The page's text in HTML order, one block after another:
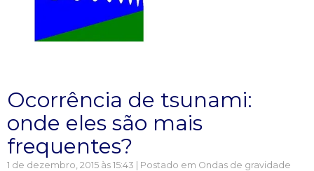
Ocorrência de tsunami:
onde eles são mais
frequentes?
1 de dezembro, 2015 às 15:43 | Postado em Ondas de gravidade